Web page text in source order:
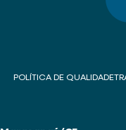
POLÍTICA DE QUALIDADE